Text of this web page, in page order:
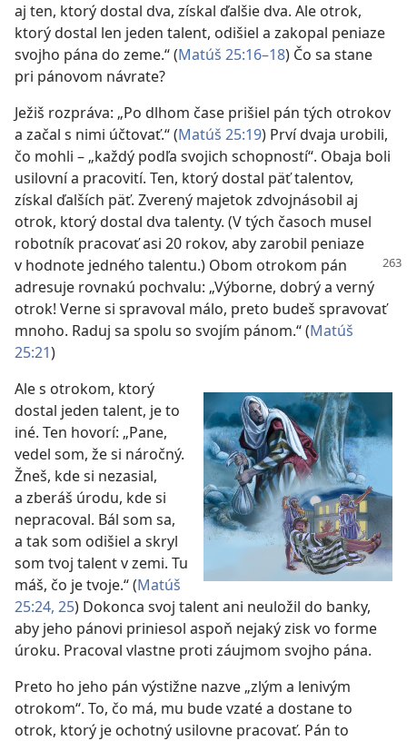
aj ten, ktorý dostal dva, získal ďalšie dva. Ale otrok,
ktorý dostal len jeden talent, odišiel a zakopal peniaze
svojho pána do zeme.“ (Matúš 25:16–18) Čo sa stane
pri pánovom návrate?
Ježiš rozpráva: „Po dlhom čase prišiel pán tých otrokov
a začal s nimi účtovať.“ (Matúš 25:19) Prví dvaja urobili,
čo mohli – „každý podľa svojich schopností“. Obaja boli
usilovní a pracovití. Ten, ktorý dostal päť talentov,
získal ďalších päť. Zverený majetok zdvojnásobil aj
otrok, ktorý dostal dva talenty. (V tých časoch musel
robotník pracovať asi 20 rokov, aby zarobil peniaze
v hodnote jedného talentu.) Obom otrokom pán
adresuje rovnakú pochvalu: „Výborne, dobrý a verný
otrok! Verne si spravoval málo, preto budeš spravovať
mnoho. Raduj sa spolu so svojím pánom.“ (Matúš
25:21)
Ale s otrokom, ktorý
dostal jeden talent, je to
iné. Ten hovorí: „Pane,
vedel som, že si náročný.
Žneš, kde si nezasial,
a zberáš úrodu, kde si
nepracoval. Bál som sa,
a tak som odišiel a skryl
som tvoj talent v zemi. Tu
máš, čo je tvoje.“ (Matúš
25:24, 25) Dokonca svoj talent ani neuložil do banky,
aby jeho pánovi priniesol aspoň nejaký zisk vo forme
úroku. Pracoval vlastne proti záujmom svojho pána.
Preto ho jeho pán výstižne nazve „zlým a lenivým
otrokom“. To, čo má, mu bude vzaté a dostane to
otrok, ktorý je ochotný usilovne pracovať. Pán to